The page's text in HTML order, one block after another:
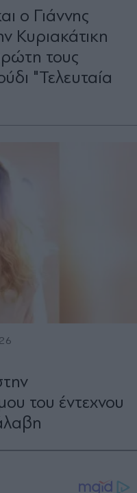
ο Γιάννης
Κυριακάτικη
τους
"Τελευταία
του έντεχνου